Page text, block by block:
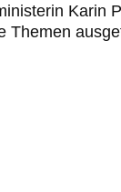
Karin
Themen